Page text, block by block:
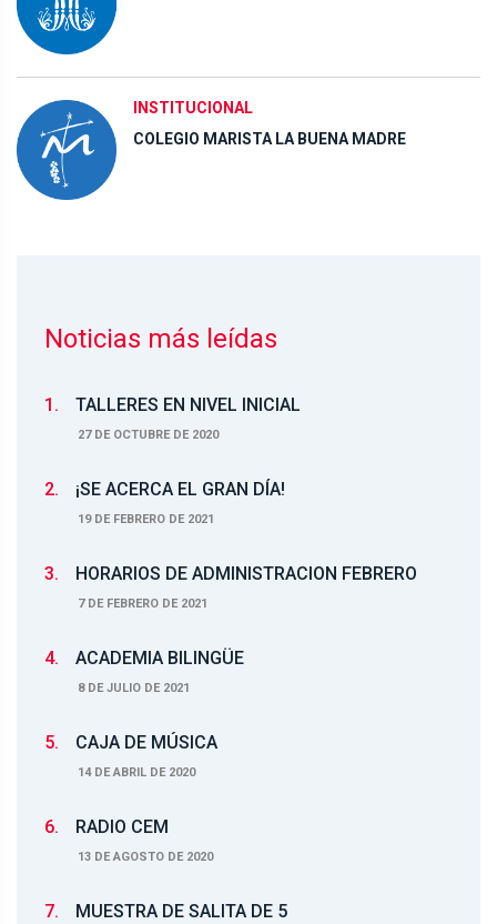
INSTITUCIONAL
COLEGIO MARISTA LA BUENA MADRE
Noticias más leídas
1. TALLERES EN NIVEL INICIAL
27 DE OCTUBRE DE 2020
2. ¡SE ACERCA EL GRAN DÍA!
19 DE FEBRERO DE 2021
3. HORARIOS DE ADMINISTRACION FEBRERO
7 DE FEBRERO DE 2021
4. ACADEMIA BILINGÜE
8 DE JULIO DE 2021
5. CAJA DE MÚSICA
14 DE ABRIL DE 2020
6. RADIO CEM
13 DE AGOSTO DE 2020
7. MUESTRA DE SALITA DE 5